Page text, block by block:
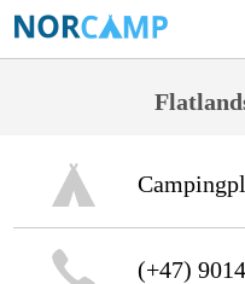
(+47)